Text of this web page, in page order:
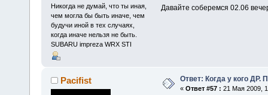
Никогда не думай, что ты иная,
чем могла бы быть иначе, чем
будучи иной в тех случаях,
когда иначе нельзя не быть.
SUBARU impreza WRX STI
Давайте соберемся 02.06
Pacifist Ответ: Когда у кого ДР.
« Ответ #57 : 21 Мая 2009,